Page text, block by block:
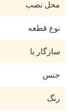
محل نصب
نوع قطعه
سازگار با
جنس
رنگ